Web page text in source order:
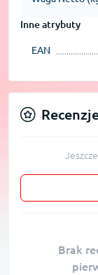
Inne atrybuty
EAN
Brak